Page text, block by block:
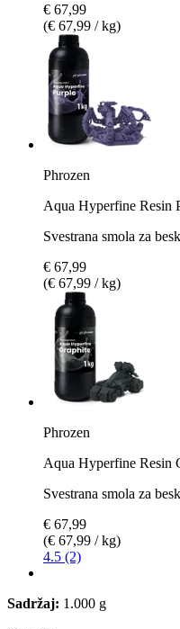
€ 67,99
(€ 67,99 / kg)
Phrozen
Aqua Hyperfine Resin
Svestrana smola za
€ 67,99
(€ 67,99 / kg)
Phrozen
Aqua Hyperfine Resin
Svestrana smola za
€ 67,99
(€ 67,99 / kg)
4.5 (2)
Sadržaj: 1.000 g